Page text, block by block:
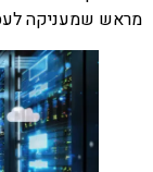
מראש שמעניקה